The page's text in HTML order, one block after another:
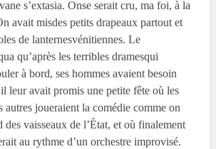
s’extasia. Onse serait cru, ma foi, à la
avait misdes petits drapeaux partout et
de lanternesvénitiennes. Le
qu’après les terribles dramesqui
à bord, ses hommes avaient besoin
leur avait promis une petite fête où les
autres joueraient la comédie comme on
des vaisseaux de l’État, et où finalement
au rythme d’un orchestre improvisé.